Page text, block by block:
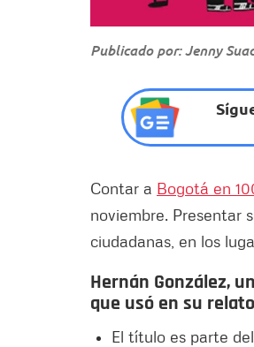
Publicado por: Jenny
Contar a Bogotá en
noviembre. Presentar
ciudadanas, en los
Hernán González,
que usó en su
El título es parte